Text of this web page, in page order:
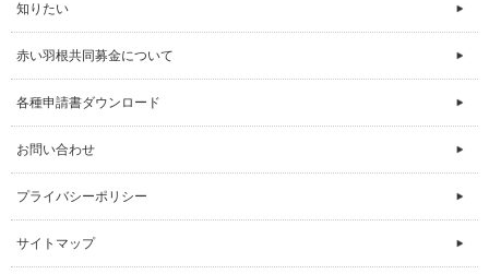
知りたい
赤い羽根共同募金について
各種申請書ダウンロード
お問い合わせ
プライバシーポリシー
サイトマップ